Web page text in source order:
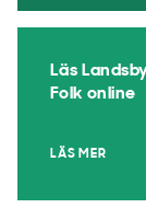
Läs
Folk online
LÄS MER